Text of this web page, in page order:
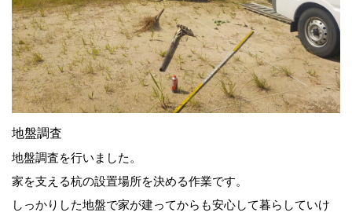
地盤調査
地盤調査を行いました。
家を支える杭の設置場所を決める作業です。
しっかりした地盤で家が建ってからも安心して暮らしていけ